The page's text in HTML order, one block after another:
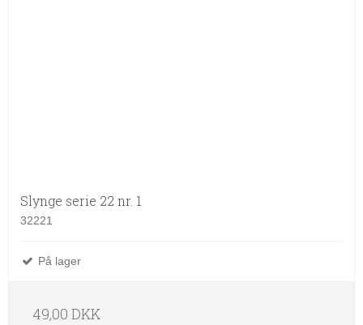
Slynge serie 22 nr. 1
32221
På lager
49,00 DKK